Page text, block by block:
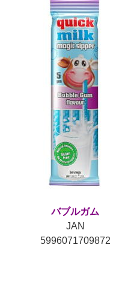
バブルガム
JAN
5996071709872